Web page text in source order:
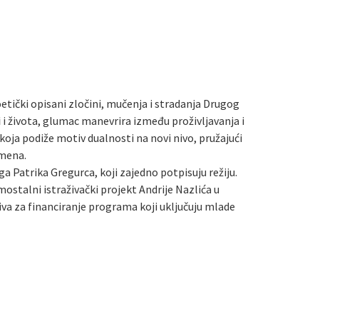
opisani zločini, mučenja i stradanja Drugog
glumac manevrira između proživljavanja i
podiže motiv dualnosti na novi nivo, pružajući
Patrika Gregurca, koji zajedno potpisuju režiju.
istraživački projekt Andrije Nazlića u
za financiranje programa koji uključuju mlade